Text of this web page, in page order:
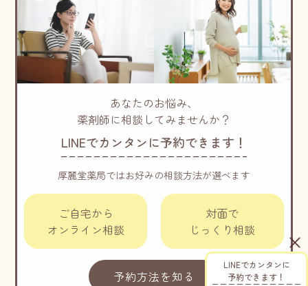
LINEでカンタンに
予約できます！
あなたのお悩み、
薬剤師に相談してみませんか？
LINEでカンタンに予約できます！
厚麗堂薬局ではお好みの相談方法が選べます
ご自宅から
オンライン相談
対面で
じっくり相談
予約方法を知る